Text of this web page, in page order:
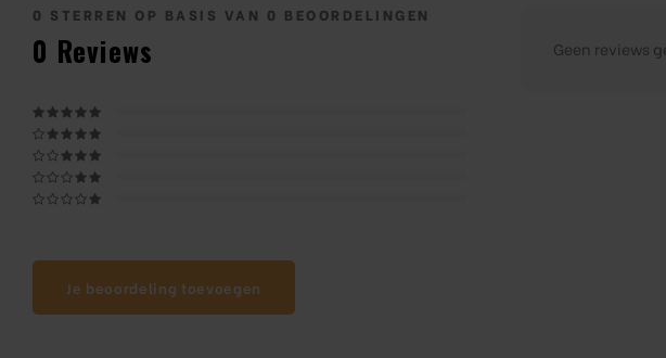
0 STERREN OP BASIS VAN 0 BEOORDELINGEN
0 Reviews
Je beoordeling toevoegen
Geen reviews